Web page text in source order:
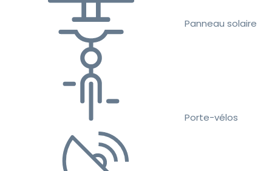
Panneau solaire
Porte-vélos